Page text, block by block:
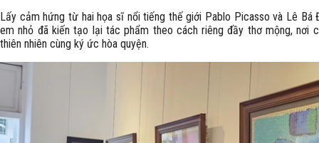
Lấy cảm hứng từ hai họa sĩ nổi tiếng thế giới Pablo Picasso và Lê Bá
em nhỏ đã kiến tạo lại tác phẩm theo cách riêng đầy thơ mộng, nơi
thiên nhiên cùng ký ức hòa quyện.